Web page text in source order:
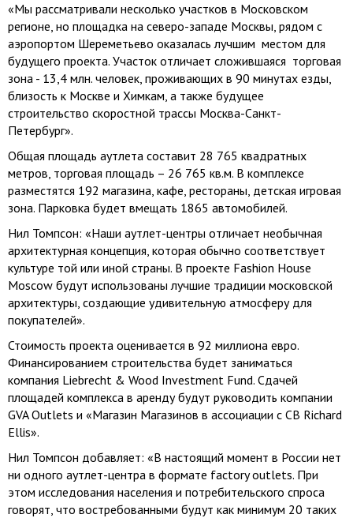
«Мы рассматривали несколько участков в Московском
регионе, но площадка на северо-западе Москвы, рядом с
аэропортом Шереметьево оказалась лучшим местом для
будущего проекта. Участок отличает сложившаяся торговая
зона - 13,4 млн. человек, проживающих в 90 минутах езды,
близость к Москве и Химкам, а также будущее
строительство скоростной трассы Москва-Санкт-
Петербург».
Общая площадь аутлета составит 28 765 квадратных
метров, торговая площадь – 26 765 кв.м. В комплексе
разместятся 192 магазина, кафе, рестораны, детская игровая
зона. Парковка будет вмещать 1865 автомобилей.
Нил Томпсон: «Наши аутлет-центры отличает необычная
архитектурная концепция, которая обычно соответствует
культуре той или иной страны. В проекте Fashion House
Moscow будут использованы лучшие традиции московской
архитектуры, создающие удивительную атмосферу для
покупателей».
Стоимость проекта оценивается в 92 миллиона евро.
Финансированием строительства будет заниматься
компания Liebrecht & Wood Investment Fund. Сдачей
площадей комплекса в аренду будут руководить компании
GVA Outlets и «Магазин Магазинов в ассоциации с CB Richard
Ellis».
Нил Томпсон добавляет: «В настоящий момент в России нет
ни одного аутлет-центра в формате factory outlets. При
этом исследования населения и потребительского спроса
говорят, что востребованными будут как минимум 20 таких